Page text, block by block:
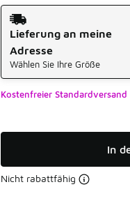
Versandart
Lieferung an meine
Adresse
Wählen Sie Ihre Größe
Kostenfreier
In
Nicht rabattfähig